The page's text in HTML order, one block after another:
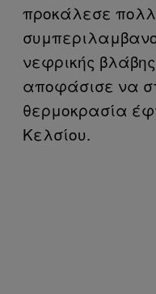
προκάλεσε
νεφρικής
αποφάσισε να
θερμοκρασία
Κελσίου.